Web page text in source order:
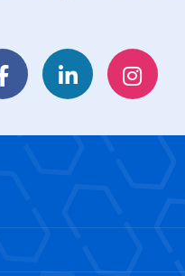
FacebookLinkedIn